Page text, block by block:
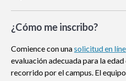
¿Cómo me inscribo?
Comience con unasolicitud en
evaluación adecuada para la
recorrido por el campus. El